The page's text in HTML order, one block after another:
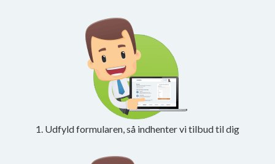
1. Udfyld formularen, så indhenter vi tilbud til dig